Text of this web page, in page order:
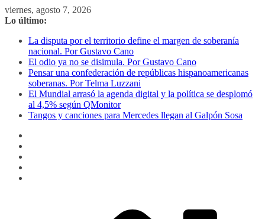
Saltar
al
viernes, agosto 7, 2026
Lo último:
La disputa por el territorio define el margen de soberanía
nacional. Por Gustavo Cano
El odio ya no se disimula. Por Gustavo Cano
Pensar una confederación de repúblicas hispanoamericanas
soberanas. Por Telma Luzzani
El Mundial arrasó la agenda digital y la política se desplomó
al 4,5% según QMonitor
Tangos y canciones para Mercedes llegan al Galpón Sosa